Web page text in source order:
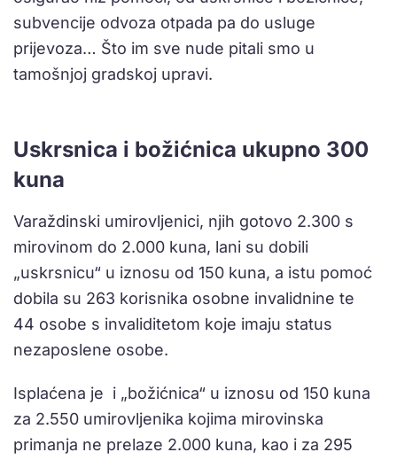
subvencije odvoza otpada pa do usluge
prijevoza… Što im sve nude pitali smo u
tamošnjoj gradskoj upravi.
Uskrsnica i božićnica ukupno 300
kuna
Varaždinski umirovljenici, njih gotovo 2.300 s
mirovinom do 2.000 kuna, lani su dobili
„uskrsnicu“ u iznosu od 150 kuna, a istu pomoć
dobila su 263 korisnika osobne invalidnine te
44 osobe s invaliditetom koje imaju status
nezaposlene osobe.
Isplaćena je i „božićnica“ u iznosu od 150 kuna
za 2.550 umirovljenika kojima mirovinska
primanja ne prelaze 2.000 kuna, kao i za 295